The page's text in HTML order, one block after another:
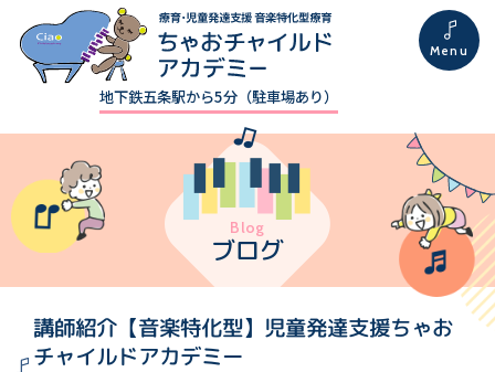
地下鉄五条駅から5分（駐車場あり）
Blog
ブログ
講師紹介【音楽特化型】児童発達支援ちゃお
チャイルドアカデミー